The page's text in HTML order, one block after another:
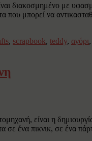
διακοσμημένο με
που μπορεί να
, scrapbook, teddy, αγόρι,
είναι η
σε ένα πικνικ, σε